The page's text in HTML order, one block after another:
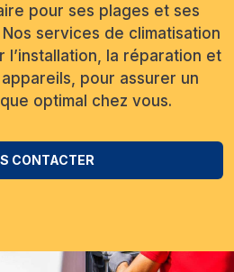
pour ses plages et ses
services de climatisation
l’installation, la réparation et
pour assurer un
optimal chez vous.
CONTACTER